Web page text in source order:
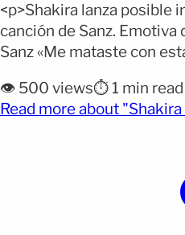
<p>Shakira lanza posible
canción de Sanz. Emotiva
Sanz «Me mataste con
redes sociales, esta vez
interpretarse como una
👁️ 500 views⏱️ 1 min read
Read more about